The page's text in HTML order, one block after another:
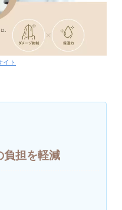
イト
負担を軽減